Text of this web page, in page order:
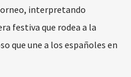
interpretando
festiva que rodea a la
que une a los españoles en